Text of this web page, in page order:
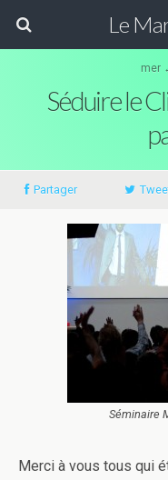
Le
mer
Séduire le
Partager
Séminaire
Merci à vous tous qui